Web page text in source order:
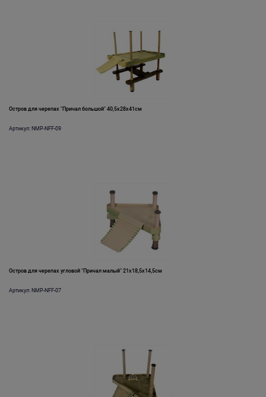
Остров для черепах "Причал большой" 40,5х28х41см
Артикул: NMP-NFF-09
Остров для черепах угловой "Причал малый" 21х18,5х14,5см
Артикул: NMP-NFF-07